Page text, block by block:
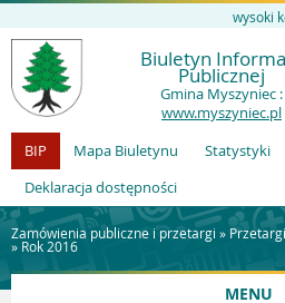
wysoki
Biuletyn
Publicznej
Gmina Myszyniec :
www.myszyniec.pl
BIP
Mapa Biuletynu Statystyki
Deklaracja dostępności
Zamówienia publiczne i przetargi » Przetargi
» Rok 2016
MENU